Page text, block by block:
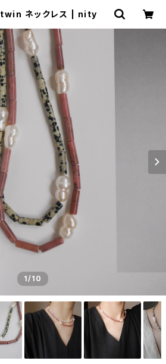
stone twin ネックレス | nity
1/10